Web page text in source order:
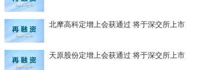
北摩高科定增上会获通过 将于深交所上市
天原股份定增上会获通过 将于深交所上市